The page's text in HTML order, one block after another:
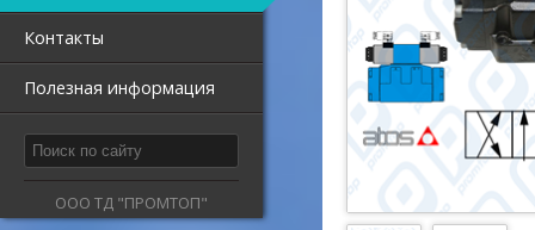
Контакты
Полезная информация
ООО ТД "ПРОМТОП"